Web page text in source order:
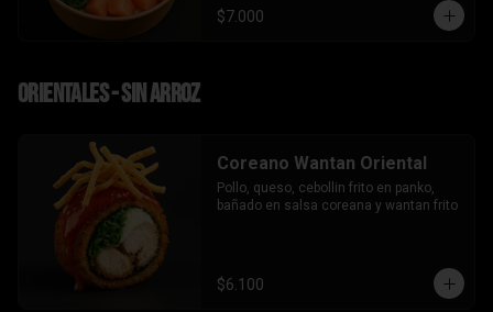
$7.000
Orientales - sin arroz
Coreano Wantan Oriental
Pollo, queso, cebollin frito en panko,
bañado en salsa coreana y wantan frito
$6.100